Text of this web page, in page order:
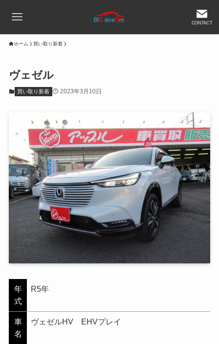
CONTACT
ホーム 買い取り新着
ヴェゼル
買い取り新着 2023年3月10日
年
式
R5年
車
名
ヴェゼルHV EHVプレイ